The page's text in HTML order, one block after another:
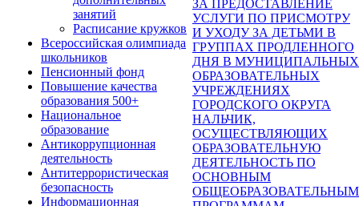
занятий
Расписание кружков
Всероссийская олимпиада
школьников
Пенсионный фонд
Повышение качества
образования 500+
Национальное
образование
Антикоррупционная
деятельность
Антитеррористическая
безопасность
Информационная
ЗА ПРЕДОСТАВЛЕНИЕ
УСЛУГИ ПО ПРИСМОТРУ
И УХОДУ ЗА ДЕТЬМИ В
ГРУППАХ ПРОДЛЕННОГО
ДНЯ В МУНИЦИПАЛЬНЫХ
ОБРАЗОВАТЕЛЬНЫХ
УЧРЕЖДЕНИЯХ
ГОРОДСКОГО ОКРУГА
НАЛЬЧИК,
ОСУЩЕСТВЛЯЮЩИХ
ОБРАЗОВАТЕЛЬНУЮ
ДЕЯТЕЛЬНОСТЬ ПО
ОСНОВНЫМ
ОБЩЕОБРАЗОВАТЕЛЬНЫМ